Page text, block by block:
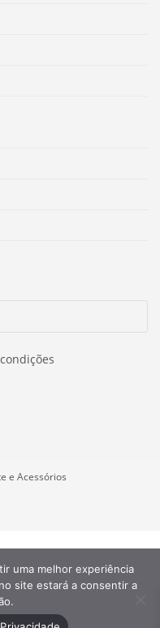
e Acessórios
uma melhor experiência
site estará a consentir a